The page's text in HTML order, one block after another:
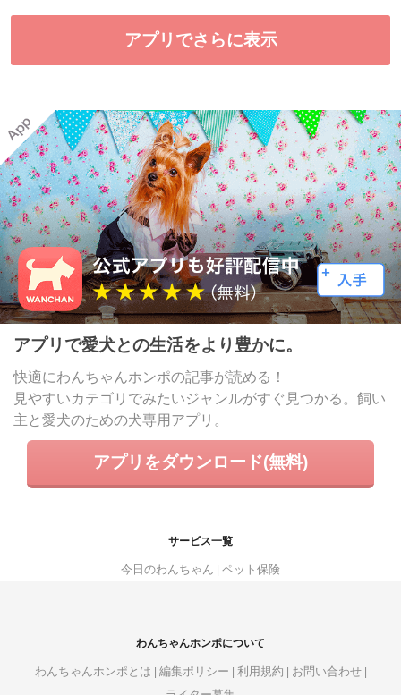
アプリでさらに表示
アプリで愛犬との生活をより豊かに。
快適にわんちゃんホンポの記事が読める！
見やすいカテゴリでみたいジャンルがすぐ見つかる。飼い
主と愛犬のための犬専用アプリ。
アプリをダウンロード(無料)
サービス一覧
今日のわんちゃん ペット保険
わんちゃんホンポについて
わんちゃんホンポとは 編集ポリシー 利用規約
お問い合わせ